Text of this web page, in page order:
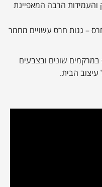
והעמידות הרבה המאפיינת
– גגות חרס עשויים מחמר
שונים ובצבעים
עיצוב הבית.